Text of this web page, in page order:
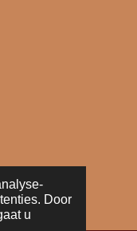
Door
u